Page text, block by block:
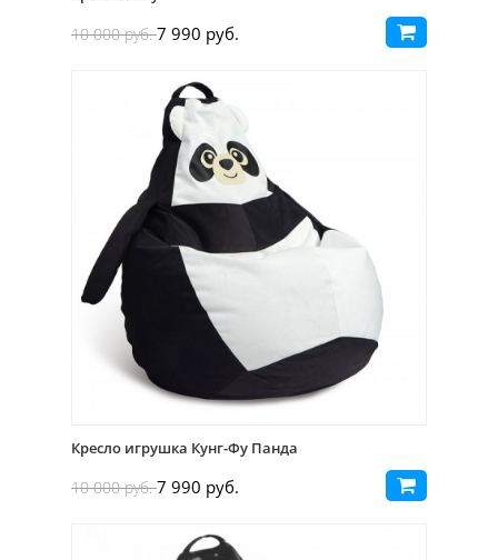
10 000 руб.7 990 руб.
Кресло игрушка Кунг-Фу Панда
10 000 руб.7 990 руб.